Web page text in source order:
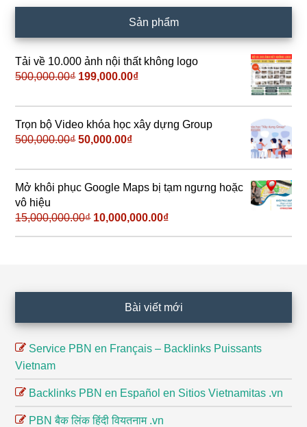
Sản phẩm
Tải về 10.000 ảnh nội thất không logo
500,000.00₫ Giá
là:
500,000.00₫.
199,000.00₫
tại
là:
Trọn bộ Video khóa học xây dựng Group
500,000.00₫ Giá
là:
500,000.00₫.
50,000.00₫
tại
là:
Mở khôi phục Google Maps bị tạm ngưng hoặc
vô hiệu
15,000,000.00₫ Giá
10,000,000.00₫
Bài viết mới
Service PBN en Français – Backlinks Puissants
Vietnam
Backlinks PBN en Español en Sitios Vietnamitas .vn
PBN बैक लिंक हिंदी वियतनाम .vn